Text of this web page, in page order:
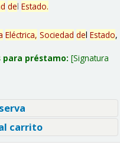
del Estado.
Eléctrica, Sociedad del Estado,
para préstamo: Signatura
carrito